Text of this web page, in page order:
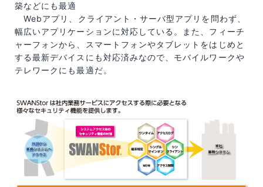
築などにも最適
Webアプリ、クライアント・サーバ型アプリを問わず、
幅広いアプリケーションに対応している。また、フィーチ
ャーフォンから、スマートフォンやタブレットをはじめと
する最新デバイスにも対応済みなので、モバイルワークや
テレワークにも最適だ。